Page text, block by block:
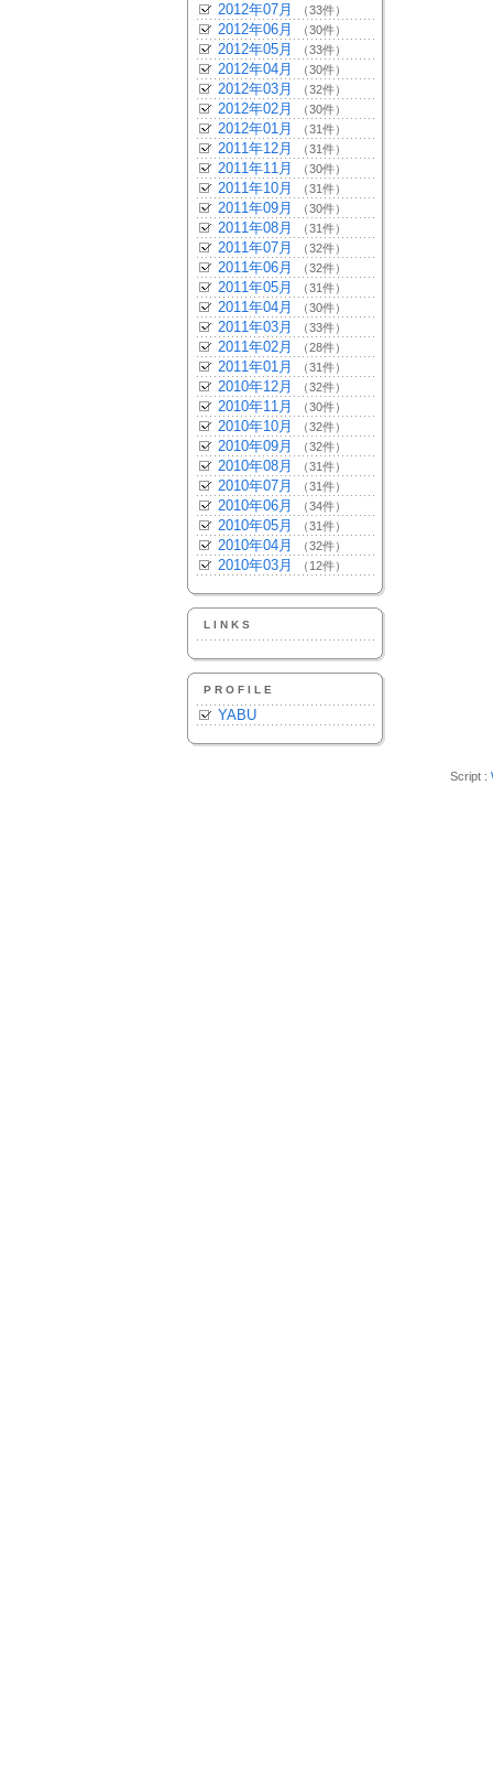
2012年07月 （33件）
2012年06月 （30件）
2012年05月 （33件）
2012年04月 （30件）
2012年03月 （32件）
2012年02月 （30件）
2012年01月 （31件）
2011年12月 （31件）
2011年11月 （30件）
2011年10月 （31件）
2011年09月 （30件）
2011年08月 （31件）
2011年07月 （32件）
2011年06月 （32件）
2011年05月 （31件）
2011年04月 （30件）
2011年03月 （33件）
2011年02月 （28件）
2011年01月 （31件）
2010年12月 （32件）
2010年11月 （30件）
2010年10月 （32件）
2010年09月 （32件）
2010年08月 （31件）
2010年07月 （31件）
2010年06月 （34件）
2010年05月 （31件）
2010年04月 （32件）
2010年03月 （12件）
LINKS
PROFILE
YABU
Script :